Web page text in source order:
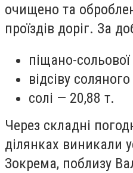
очищено та
проїздів доріг. За
піщано-
відсіву
солі — 20,88 т.
Через складні
ділянках виникали
Зокрема, поблизу